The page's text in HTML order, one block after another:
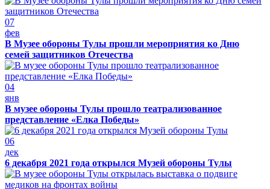
07
фев
В Музее обороны Тулы прошли мероприятия ко Дню
семей защитников Отечества
04
янв
В музее обороны Тулы прошло театрализованное
представление «Елка Победы»
06
дек
6 декабря 2021 года открылся Музей обороны Тулы